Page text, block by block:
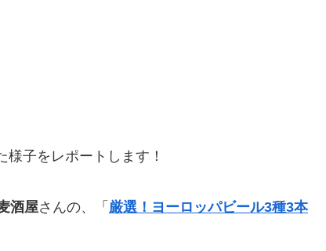
子をレポートします！
酒屋さんの、「 厳選！ヨーロッパビール3種3本